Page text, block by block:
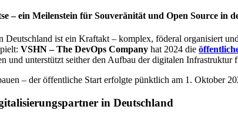
– ein Meilenstein für Souveränität und Open Source in
ist ein Kraftakt – komplex, föderal organisiert
VSHN – The DevOps Company hat 2024 die
und unterstützt seither den Aufbau der digitalen Infrastruktur
– der öffentliche Start erfolgte pünktlich am 1. Oktober
in Deutschland